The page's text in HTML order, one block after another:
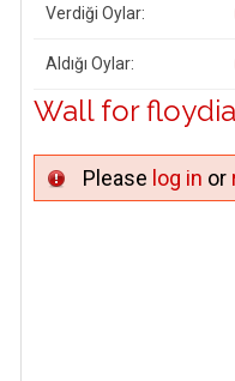
Verdiği Oylar:
Aldığı Oylar:
Wall for
Please log in or